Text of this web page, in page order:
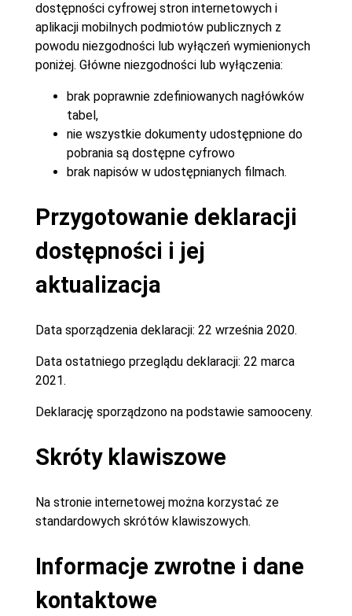
dostępności cyfrowej stron internetowych i
aplikacji mobilnych podmiotów publicznych z
powodu niezgodności lub wyłączeń wymienionych
poniżej. Główne niezgodności lub wyłączenia:
brak poprawnie zdefiniowanych nagłówków
tabel,
nie wszystkie dokumenty udostępnione do
pobrania są dostępne cyfrowo
brak napisów w udostępnianych filmach.
Przygotowanie deklaracji
dostępności i jej
aktualizacja
Data sporządzenia deklaracji: 22 września 2020.
Data ostatniego przeglądu deklaracji: 22 marca
2021.
Deklarację sporządzono na podstawie samooceny.
Skróty klawiszowe
Na stronie internetowej można korzystać ze
standardowych skrótów klawiszowych.
Informacje zwrotne i dane
kontaktowe